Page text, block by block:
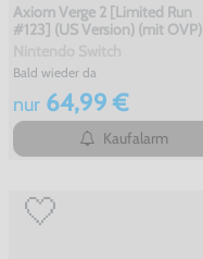
Axiom Verge 2 [Limited Run
#123] (US Version) (mit OVP)
Bald wieder da
nur64,99 €
Kaufalarm